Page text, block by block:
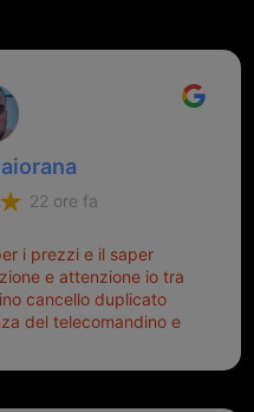
22 ore fa
i prezzi e il saper
e attenzione io tra
cancello duplicato
del telecomandino e
il prorietario il signor